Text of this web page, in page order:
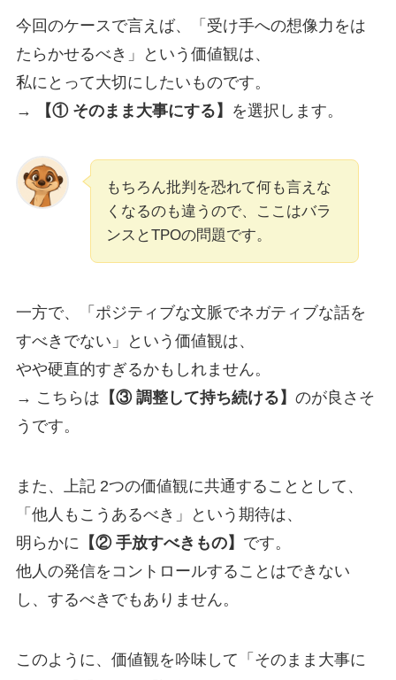
今回のケースで言えば、「受け手への想像力をは
たらかせるべき」という価値観は、
私にとって大切にしたいものです。
→
【① そのまま大事にする】 を選択します。
もちろん批判を恐れて何も言えな
くなるのも違うので、ここはバラ
ンスとTPOの問題です。
一方で、「ポジティブな文脈でネガティブな話を
すべきでない」という価値観は、
やや硬直的すぎるかもしれません。
→ こちらは 【③ 調整して持ち続ける】 のが良さそ
うです。
また、上記 2つの価値観に共通することとして、
「他人もこうあるべき」という期待は、
明らかに 【② 手放すべきもの】 です。
他人の発信をコントロールすることはできない
し、するべきでもありません。
このように、価値観を吟味して「そのまま大事に